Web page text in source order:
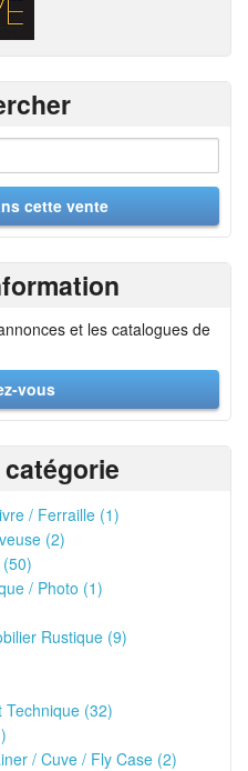
et les catalogues de
vous
/ Ferraille (1)
(2)
/ Photo (1)
Rustique (9)
Technique (32)
/ Cuve / Fly Case (2)